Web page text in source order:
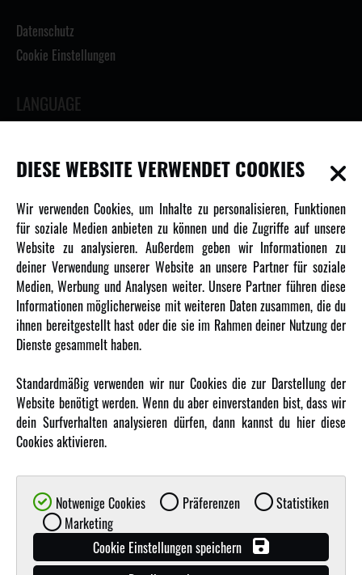
Datenschutz
Cookie Einstellungen
LANGUAGE
INFORMATIONEN
Newsletter
Über uns
Karriere
Amewi Kataloge
MEHR VON AMEWI
AMXRacing - Qualitäts RC-Zubehör
Amewi Construction - Nutzfahrzeuge
Amewi B2B-Shop
DIESE WEBSITE VERWENDET COOKIES
Wir verwenden Cookies, um Inhalte zu personalisieren, Funktionen
für soziale Medien anbieten zu können und die Zugriffe auf unsere
Website zu analysieren. Außerdem geben wir Informationen zu
deiner Verwendung unserer Website an unsere Partner für soziale
Medien, Werbung und Analysen weiter. Unsere Partner führen diese
Informationen möglicherweise mit weiteren Daten zusammen, die du
ihnen bereitgestellt hast oder die sie im Rahmen deiner Nutzung der
Dienste gesammelt haben.
Standardmäßig verwenden wir nur Cookies die zur Darstellung der
Website benötigt werden. Wenn du aber einverstanden bist, dass wir
dein Surfverhalten analysieren dürfen, dann kannst du hier diese
Cookies aktivieren.
Notwenige Cookies Präferenzen
Statistiken
Marketing
Cookie Einstellungen speichern